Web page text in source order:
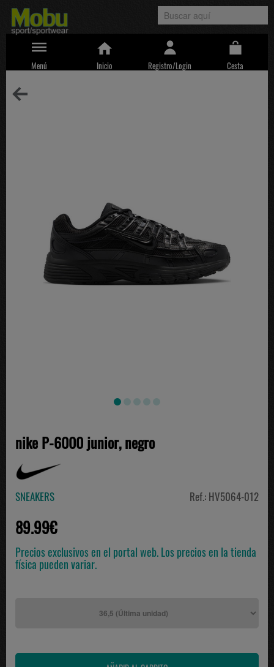
Menú Inicio Registro/Login Cesta
nike P-6000 junior, negro
SNEAKERS Ref.: HV5064-012
89.99€
Precios exclusivos en el portal web. Los precios en la tienda
física pueden variar.